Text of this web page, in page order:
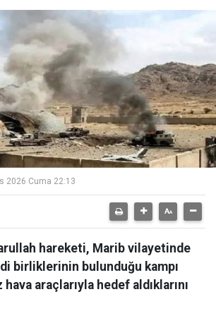
2026 Cuma 22:13
hareketi, Marib vilayetinde
birliklerinin bulunduğu kampı
araçlarıyla hedef aldıklarını